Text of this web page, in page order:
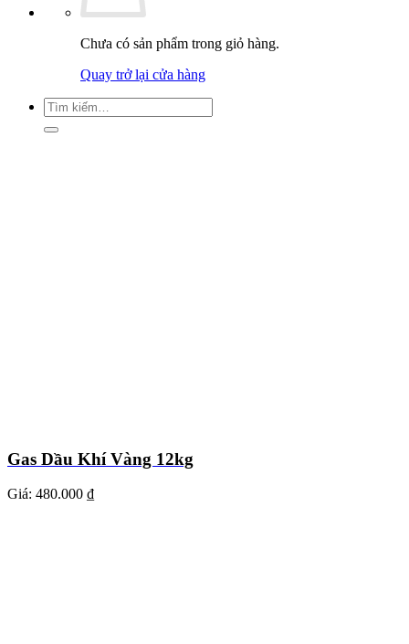
Chưa có sản phẩm trong giỏ hàng.
Quay trở lại cửa hàng
Tìm
kiếm:
Gas Dầu Khí Vàng 12kg
Giá: 480.000 ₫